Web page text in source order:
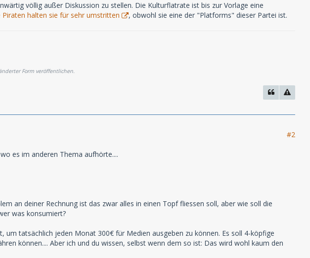
völlig außer Diskussion zu stellen. Die Kulturflatrate ist bis zur Vorlage eine
Piraten halten sie für sehr umstritten , obwohl sie eine der "Platforms" dieser Partei ist.
Form veröffentlichen.
#2
es im anderen Thema aufhörte....
an deiner Rechnung ist das zwar alles in einen Topf fliessen soll, aber wie soll die
was konsumiert?
tatsächlich jeden Monat 300€ für Medien ausgeben zu können. Es soll 4-köpfige
können.... Aber ich und du wissen, selbst wenn dem so ist: Das wird wohl kaum den